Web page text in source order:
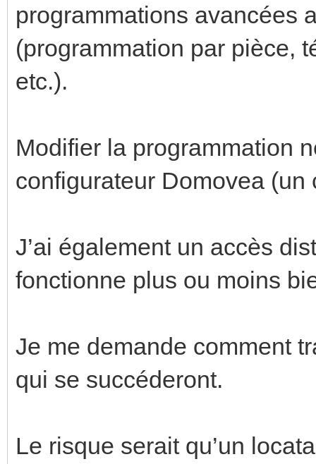
programmations avancées
(programmation par pièce,
etc.).
Modifier la programmation
configurateur Domovea
J’ai également un accès
fonctionne plus ou moins
Je me demande comment
qui se succéderont.
Le risque serait qu’un